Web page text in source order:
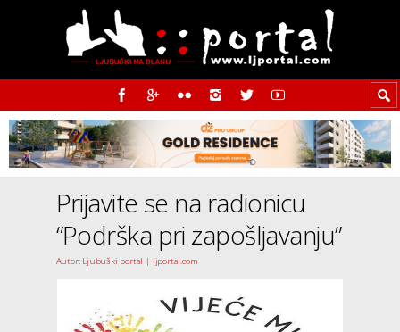
Prijavite se na radionicu
“Podrška pri zapošljavanju”
Autor: Ljubuški portal | ljportal.com